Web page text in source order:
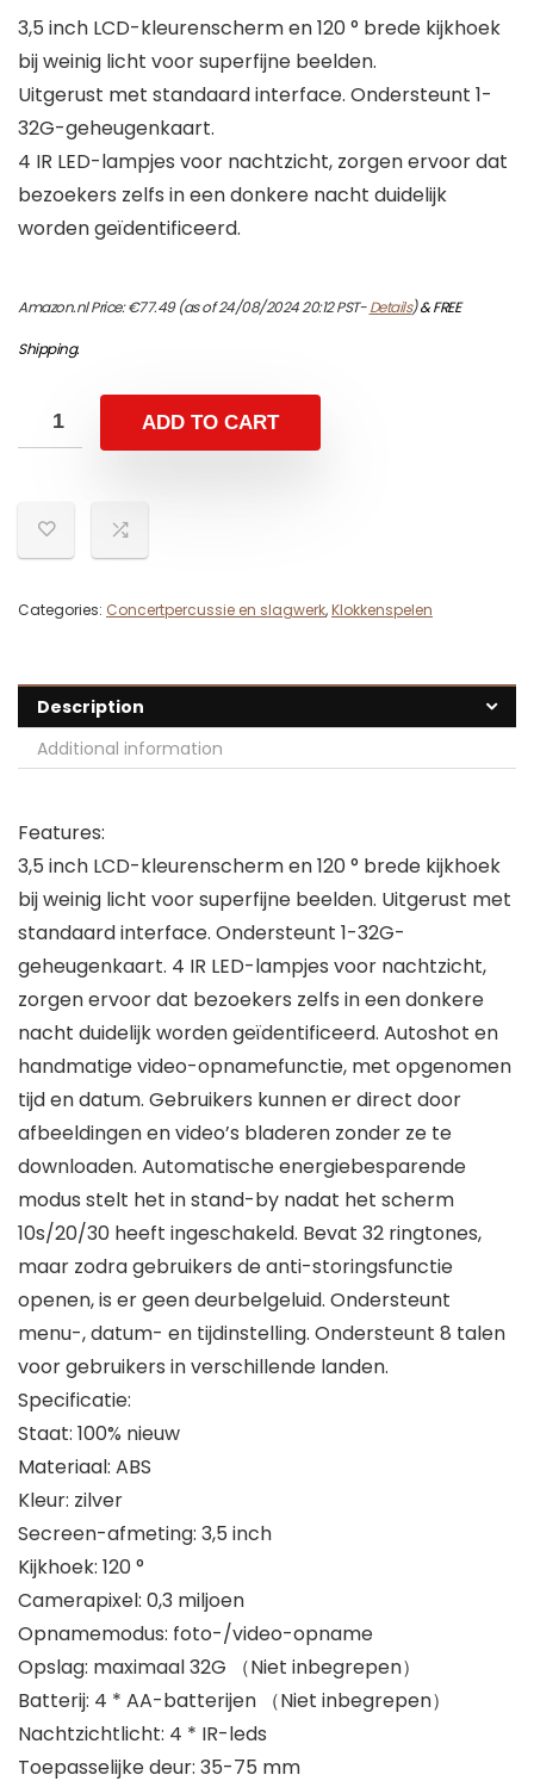
3,5 inch LCD-kleurenscherm en 120 ° brede kijkhoek
bij weinig licht voor superfijne beelden.
Uitgerust met standaard interface. Ondersteunt 1-
32G-geheugenkaart.
4 IR LED-lampjes voor nachtzicht, zorgen ervoor dat
bezoekers zelfs in een donkere nacht duidelijk
worden geïdentificeerd.
Amazon.nl Price:€77.49(as of 24/08/2024 20:12 PST-Details)&FREE
Shipping.
ADD TO CART
Categories: Concertpercussie en slagwerk,Klokkenspelen
Description
Additional information
Features:
3,5 inch LCD-kleurenscherm en 120 ° brede kijkhoek
bij weinig licht voor superfijne beelden. Uitgerust met
standaard interface. Ondersteunt 1-32G-
geheugenkaart. 4 IR LED-lampjes voor nachtzicht,
zorgen ervoor dat bezoekers zelfs in een donkere
nacht duidelijk worden geïdentificeerd. Autoshot en
handmatige video-opnamefunctie, met opgenomen
tijd en datum. Gebruikers kunnen er direct door
afbeeldingen en video’s bladeren zonder ze te
downloaden. Automatische energiebesparende
modus stelt het in stand-by nadat het scherm
10s/20/30 heeft ingeschakeld. Bevat 32 ringtones,
maar zodra gebruikers de anti-storingsfunctie
openen, is er geen deurbelgeluid. Ondersteunt
menu-, datum- en tijdinstelling. Ondersteunt 8 talen
voor gebruikers in verschillende landen.
Specificatie:
Staat: 100% nieuw
Materiaal: ABS
Kleur: zilver
Secreen-afmeting: 3,5 inch
Kijkhoek: 120 °
Camerapixel: 0,3 miljoen
Opnamemodus: foto-/video-opname
Opslag: maximaal 32G （Niet inbegrepen）
Batterij: 4 * AA-batterijen （Niet inbegrepen）
Nachtzichtlicht: 4 * IR-leds
Toepasselijke deur: 35-75 mm